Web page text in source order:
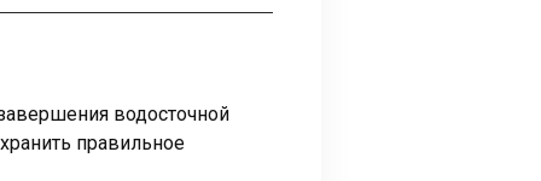
водосточной
правильное